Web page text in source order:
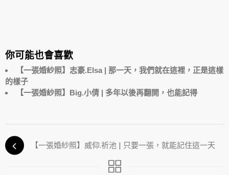
你可能也會喜歡
【一張婚紗照】志豪.Elsa | 那一天，我們就在這裡，正是這樣
的樣子
【一張婚紗照】Big.小倩 | 多年以後再翻開，也能記得
【一張婚紗照】威仰.祈池 | 只要一張，就能記住這一天